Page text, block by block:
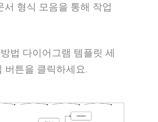
서 형식 모음을 통해 작업
법 다이어그램 템플릿 세
버튼을 클릭하세요.